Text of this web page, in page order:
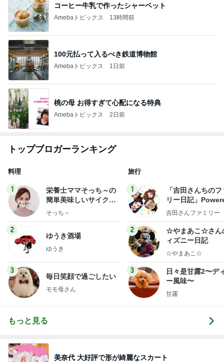
コーヒー牛乳で作ったシャーベット
Amebaトピックス 13時間前
100元払って入るべき鉄道博物館
Amebaトピックス 1日前
桃の母 お得すぎて心配になる特典
Amebaトピックス 2日前
トップブロガーランキング
料理
1
栄養士ママそっち～の
簡単美味しいサイクル
献立
そっち～
2
ゆうき酒場
ゆうき
3
毎日笑顔で過ごしたい
モモ母さん
旅行
1
「吉田さんちの
リー日記」
y Ameba 吉田さ
ログ
吉田さんファミリー
2
☆やまあこ☆さん
ィズニー日記
☆やまあこ☆
3
日々是甘露2〜デ
ー風味〜
甘露
もっと見る
美奈代 大好評で形が綺麗なスカート